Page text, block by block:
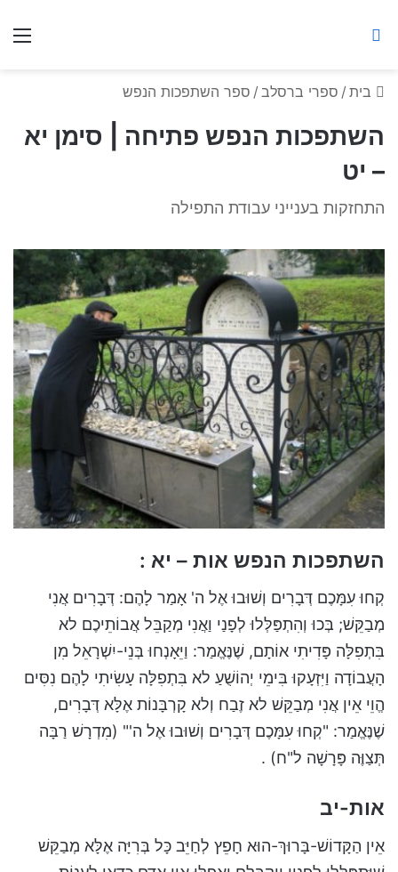
בית / ספרי ברסלב / ספר השתפכות הנפש
השתפכות הנפש פתיחה | סימן יא
– יט
התחזקות בענייני עבודת התפילה
השתפכות הנפש אות – יא :
קְחוּ עִמָּכֶם דְּבָרִים וְשׁוּבוּ אֶל ה' אָמַר לָהֶם: דְּבָרִים אֲנִי
מְבַקֵּשׁ; בְּכוּ וְהִתְפַּלְּלוּ לְפָנַי וַאֲנִי מְקַבֵּל אֲבוֹתֵיכֶם לא
בִּתְפִלָּה פָּדִיתִי אוֹתָם, שֶׁנֶּאֱמַר: וַיֵּאָנְחוּ בְּנֵי-יִשְׁרָאֵל מִן
הָעֲבוֹדָה וַיִּזְעָקוּ בִּימֵי יְהוֹשֻׁעַ לא בִּתְפִלָּה עָשִׂיתִי לָהֶם נִסִּים
הֱוֵי אֵין אֲנִי מְבַקֵּשׁ לא זֶבַח וְלא קָרְבָּנוֹת אֶלָּא דְּבָרִים,
שֶׁנֶּאֱמַר: "קְחוּ עִמָּכֶם דְּבָרִים וְשׁוּבוּ אֶל ה'" (מִדְרָשׁ רַבָּה
תְּצַוֶּה פָּרָשָׁה ל"ח) .
אות-יב
אֵין הַקָּדוֹשׁ-בָּרוּךְ-הוּא חָפֵץ לְחַיֵּב כָּל בְּרִיָּה אֶלָּא מְבַקֵּשׁ